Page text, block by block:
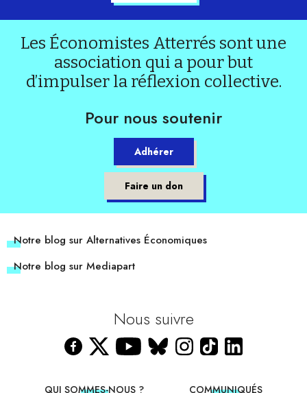
Les Économistes Atterrés sont une
association qui a pour but
d’impulser la réflexion collective.
Pour nous soutenir
Adhérer
Faire un don
Notre blog sur Alternatives Économiques
Notre blog sur Mediapart
Nous suivre
QUI SOMMES-NOUS ? COMMUNIQUÉS